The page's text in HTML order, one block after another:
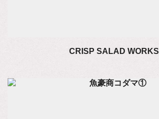
CRISP SALAD WORKS